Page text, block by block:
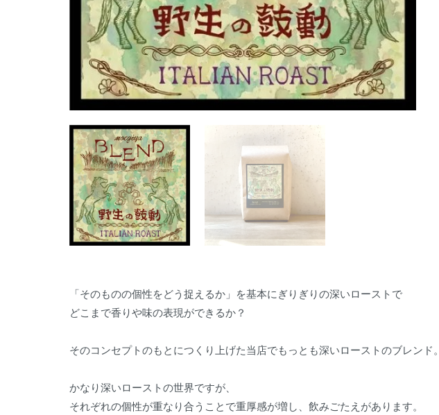
「そのものの個性をどう捉えるか」を基本にぎりぎりの深いローストで
どこまで香りや味の表現ができるか？
そのコンセプトのもとにつくり上げた当店でもっとも深いローストのブレンド。
かなり深いローストの世界ですが、
それぞれの個性が重なり合うことで重厚感が増し、飲みごたえがあります。